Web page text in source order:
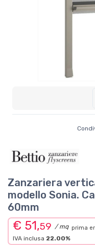
Zanzariera
modello Sonia.
60mm
€ 51,59 / mq prima
IVA inclusa 22.00%